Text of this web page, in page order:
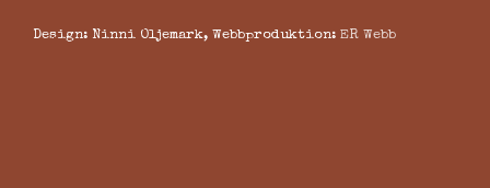
Design: Ninni Oljemark, Webbproduktion: ER Webb